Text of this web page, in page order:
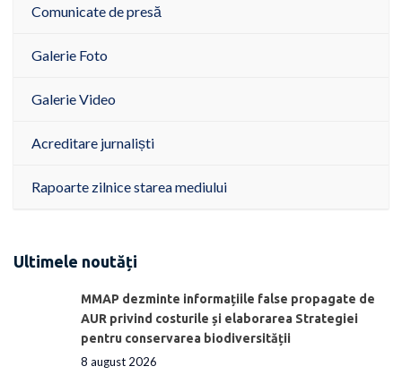
Comunicate de presă
Galerie Foto
Galerie Video
Acreditare jurnaliști
Rapoarte zilnice starea mediului
Ultimele noutăți
MMAP dezminte informațiile false propagate de
AUR privind costurile și elaborarea Strategiei
pentru conservarea biodiversității
8 august 2026